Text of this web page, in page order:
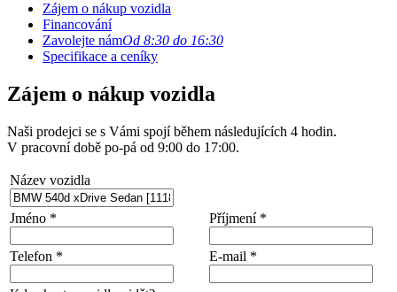
Zájem o nákup vozidla
Financování
Zavolejte námOd 8:30 do 16:30
Specifikace a ceníky
Zájem o nákup vozidla
Naši prodejci se s Vámi spojí během následujících 4 hodin.
V pracovní době po-pá od 9:00 do 17:00.
Název vozidla
Jméno * Příjmení *
Telefon * E-mail *